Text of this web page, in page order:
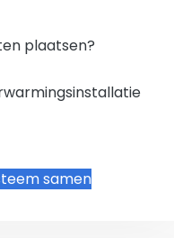
plaatsen?
samen